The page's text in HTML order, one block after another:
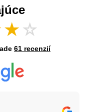
★☆
61 recenzií